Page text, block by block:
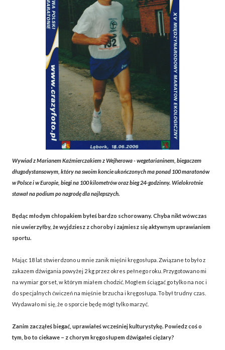
Wywiad z Marianem Kaźmierczakiem z Wejherowa - wegetarianinem, biegaczem
długodystansowym, który na swoim koncie ukończonych ma ponad 100 maratonów
w Polsce i w Europie, biegi na 100 kilometrów oraz bieg 24-godzinny. Wielokrotnie
stawał na podium po nagrodę dla najlepszych.
Będąc młodym chłopakiem byłeś bardzo schorowany. Chyba nikt wówczas
nie uwierzyłby, że wyjdziesz z choroby i zajmiesz się aktywnym uprawianiem
sportu.
Mając 18 lat stwierdzono u mnie zanik mięśni kręgosłupa. Związane to było z
zakazem dźwigania powyżej 2 kg przez okres pełnego roku. Przygotowano mi
na wymiar gorset, w którym miałem chodzić. Mogłem ściągać go tylko na noc i
do specjalnych ćwiczeń na mięśnie brzucha i kręgosłupa. To był trudny czas.
Wydawało mi się, że o sporcie będę mógł tylko marzyć.
Zanim zacząłeś biegać, uprawiałeś wcześniej kulturystykę. Powiedz coś o
tym, bo to ciekawe – z chorym kręgosłupem dźwigałeś ciężary?